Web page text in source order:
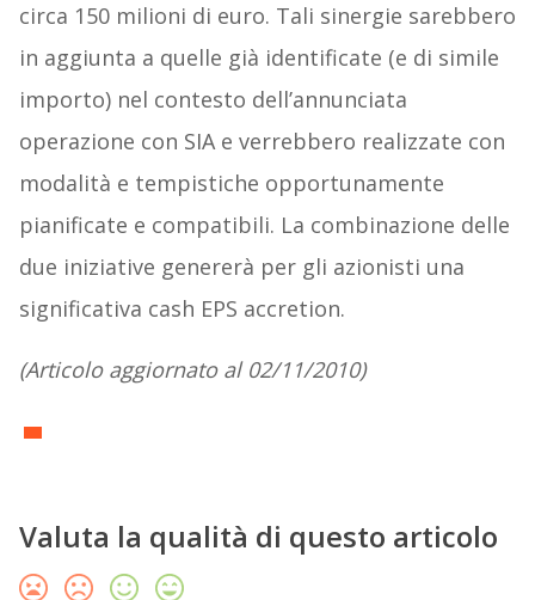
circa 150 milioni di euro. Tali sinergie sarebbero
in aggiunta a quelle già identificate (e di simile
importo) nel contesto dell’annunciata
operazione con SIA e verrebbero realizzate con
modalità e tempistiche opportunamente
pianificate e compatibili. La combinazione delle
due iniziative genererà per gli azionisti una
significativa cash EPS accretion.
(Articolo aggiornato al 02/11/2010)
Valuta la qualità di questo articolo